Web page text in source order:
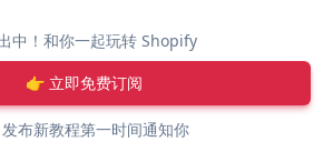
中！和你一起玩转 Shopify
👉 立即免费订阅
布新教程第一时间通知你